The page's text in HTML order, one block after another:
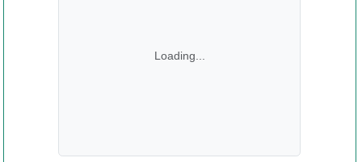
Loading...